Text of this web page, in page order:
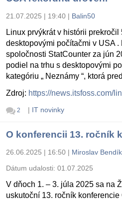
21.07.2025 | 19:40 | Balin50
Linux prvýkrát v histórii
desktopovými počítačmi v USA
spoločnosti StatCounter za jún
podiel na trhu s desktopovými
kategóriu „ Neznámy “, ktorá
Zdroj: https://news.itsfoss.com/
2 | IT novinky
O konferencii 13. ročník
26.06.2025 | 16:50 | Miroslav Bendík
Dátum udalosti: 01.07.2025
V dňoch 1. – 3. júla 2025 sa na
uskutoční 13. ročník